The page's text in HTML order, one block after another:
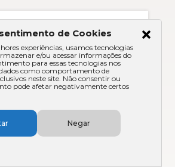
dias 11/09/2023 a
pela constitucionalidade da
ISSQN sobre contratos de
11 de setembro de 2023 |
| Plenário do STF O Plenário,
de Cookies
experiências, usamos tecnologias
e/ou acessar informações do
para essas tecnologias nos
como comportamento de
neste site. Não consentir ou
pode afetar negativamente certos
Negar